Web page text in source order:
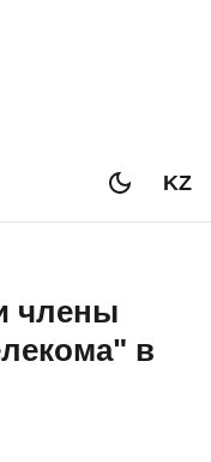
KZ
члены
в